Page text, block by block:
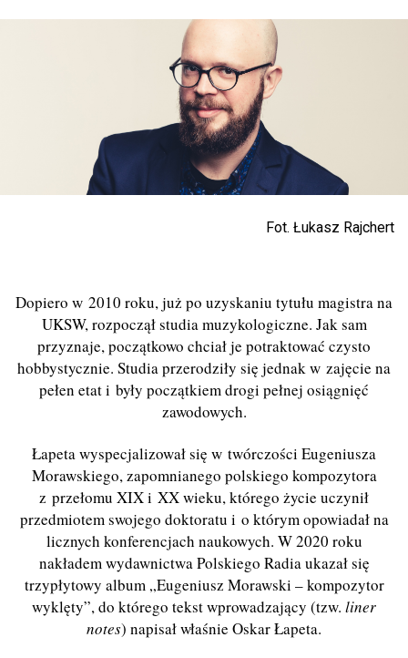
Fot. Łukasz Rajchert
Dopiero w 2010 roku, już po uzyskaniu tytułu magistra na
UKSW, rozpoczął studia muzykologiczne. Jak sam
przyznaje, początkowo chciał je potraktować czysto
hobbystycznie. Studia przerodziły się jednak w zajęcie na
pełen etat i były początkiem drogi pełnej osiągnięć
zawodowych.
Łapeta wyspecjalizował się w twórczości Eugeniusza
Morawskiego, zapomnianego polskiego kompozytora
z przełomu XIX i XX wieku, którego życie uczynił
przedmiotem swojego doktoratu i o którym opowiadał na
licznych konferencjach naukowych. W 2020 roku
nakładem wydawnictwa Polskiego Radia ukazał się
trzypłytowy album „Eugeniusz Morawski – kompozytor
wyklęty”, do którego tekst wprowadzający (tzw. liner
notes) napisał właśnie Oskar Łapeta.